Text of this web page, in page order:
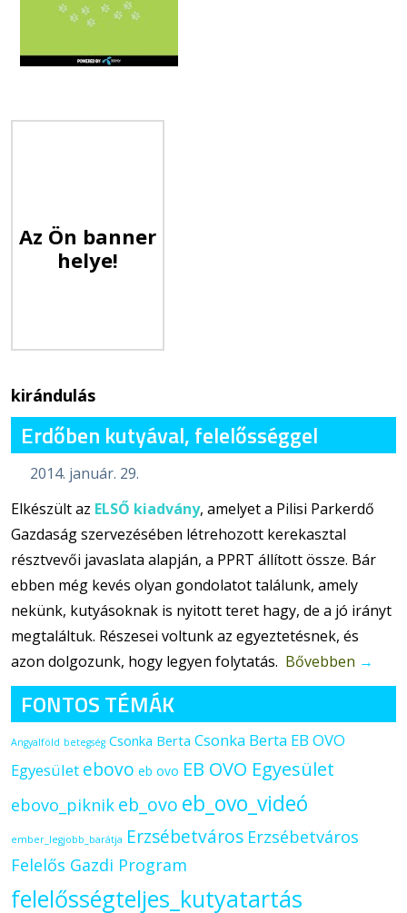
Az Ön banner
helye!
kirándulás
Erdőben kutyával, felelősséggel
2014. január. 29.
Elkészült az ELSŐ kiadvány, amelyet a Pilisi Parkerdő
Gazdaság szervezésében létrehozott kerekasztal
résztvevői javaslata alapján, a PPRT állított össze. Bár
ebben még kevés olyan gondolatot találunk, amely
nekünk, kutyásoknak is nyitott teret hagy, de a jó irányt
megtaláltuk. Részesei voltunk az egyeztetésnek, és
azon dolgozunk, hogy legyen folytatás. Bővebben →
FONTOS TÉMÁK
Angyalföld betegség Csonka Berta Csonka Berta EB OVO
Egyesület ebovo eb ovo EB OVO Egyesület
ebovo_piknik eb_ovo eb_ovo_videó
ember_legjobb_barátja Erzsébetváros Erzsébetváros
Felelős Gazdi Program
felelősségteljes_kutyatartás